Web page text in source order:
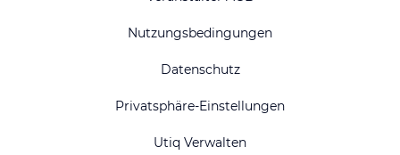
Nutzungsbedingungen
Datenschutz
Privatsphäre-Einstellungen
Utiq Verwalten